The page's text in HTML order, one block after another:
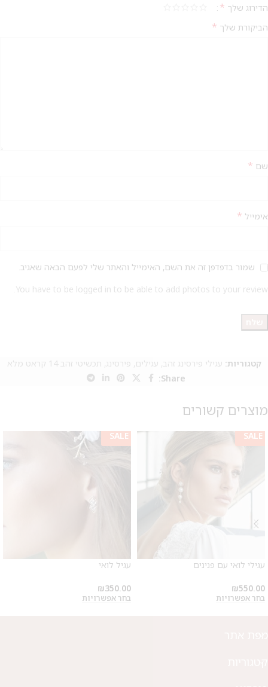
הדירוג שלך *
הביקורת שלך *
שם *
אימייל *
שמור בדפדפן זה את השם, האימייל והאתר שלי לפעם הבאה שאגיב.
You have to be logged in to be able to add photos to your review.
קטגוריות: עגילי פירסינג זהב, עגילים, פירסינג, תכשיטי זהב 14 קראט מלא
Share:
מוצרים קשורים
SALE
עגילי לואי עם פנינים
₪550.00
בחר אפשרויות
SALE
עגיל לואי
₪350.00
בחר אפשרויות